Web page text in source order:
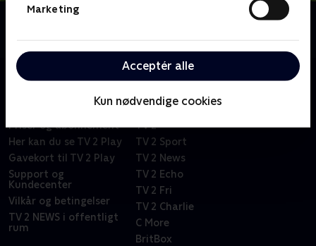
Marketing
Acceptér alle
Kun nødvendige cookies
Priser og abonnement
Her kan du se TV 2 Play
Gavekort til TV 2 Play
Support og
Kundecenter
Vilkår og betingelser
TV 2 NEWS i offentligt
rum
Kanaler
TV 2
TV 2 Sport
TV 2 News
TV 2 Echo
TV 2 Fri
TV 2 Charlie
C More
BritBox